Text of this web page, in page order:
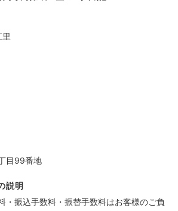
目99番地
説明
・振込手数料・振替手数料はお客様のご負